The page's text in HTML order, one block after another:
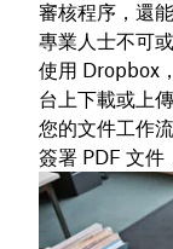
審核程序，還
專業人士不可
使用 Dropbox
台上下載或上
您的文件工作
簽署 PDF 文件